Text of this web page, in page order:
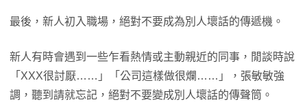
最後，新人初入職場，絕對不要成為別人壞話的傳遞機。
新人有時會遇到一些乍看熱情或主動親近的同事，閒談時說
「XXX很討厭……」「公司這樣做很爛……」，張敏敏強
調，聽到請就忘記，絕對不要變成別人壞話的傳聲筒。